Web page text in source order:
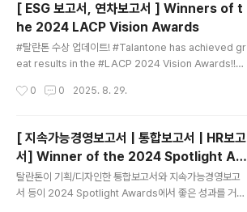
antone, has achieved remarkable success by w
inning two Grand Awards at the 2025 ARC Awar
ds! Winners include: LOTTE Corporation 2023
Sustainability Report (Grand)Hana Financial Gro
[ ESG 보고서, 연차보고서 ] Winners of t
he 2024 LACP Vision Awards
#탈란톤 수상 업데이트! #Talantone has achieved gr
eat results in the #LACP 2024 Vision Awards!!
Report (Platinum, Global Top 19)LOTTE Fine Ch
bal Top 37)KT&G 2023 Integrated Report (Plati
num, Global Top 75)Hana Financial Group 2024
Annual Report (Platinum, Global Top 77)LOTTE
Corporation 2024 Sustainability Report (P..
0 0 2025. 8. 29.
[ 지속가능경영보고서 | 통합보고서 | HR보고
서] Winner of the 2024 Spotlight Aw
ards
탈란톤이 기획/디자인한 통합보고서와 지속가능경영보고
서 등이 2024 Spotlight Awards에서 좋은 성과를 거두